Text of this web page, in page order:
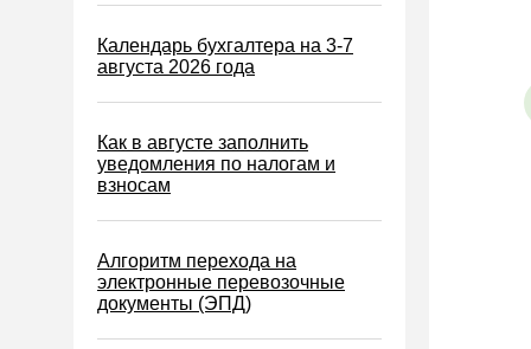
Возврат и зачет налогов
Налоговые проверки
Ответственность
Статистика
Онлайн-кассы ККТ ККМ
Календарь бухгалтера на 3-7
августа 2026 года
Как в августе заполнить
уведомления по налогам и
взносам
Алгоритм перехода на
электронные перевозочные
документы (ЭПД)